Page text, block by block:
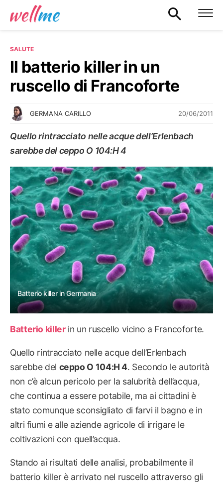
SALUTE
Il batterio killer in un
ruscello di Francoforte
GERMANA CARILLO 20/06/2011
Quello rintracciato nelle acque dell’Erlenbach
sarebbe del ceppo O 104:H 4
Batterio killer in Germania
SALUTE
Batterio killerin un ruscello vicino a Francoforte.
Quello rintracciato nelle acque dell’Erlenbach
sarebbe del ceppo O 104:H 4. Secondo le autorità
non c’è alcun pericolo per la salubrità dell’acqua,
che continua a essere potabile, ma ai cittadini è
stato comunque sconsigliato di farvi il bagno e in
altri fiumi e alle aziende agricole di irrigare le
coltivazioni con quell’acqua.
Stando ai risultati delle analisi, probabilmente il
batterio killer è arrivato nel ruscello attraverso gli